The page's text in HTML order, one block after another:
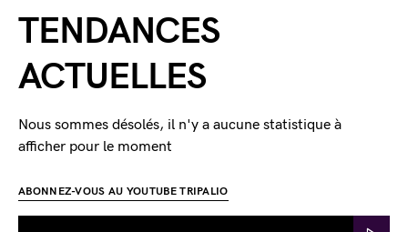
TENDANCES
ACTUELLES
Nous sommes désolés, il n'y a aucune statistique à
afficher pour le moment
ABONNEZ-VOUS AU YOUTUBE TRIPALIO